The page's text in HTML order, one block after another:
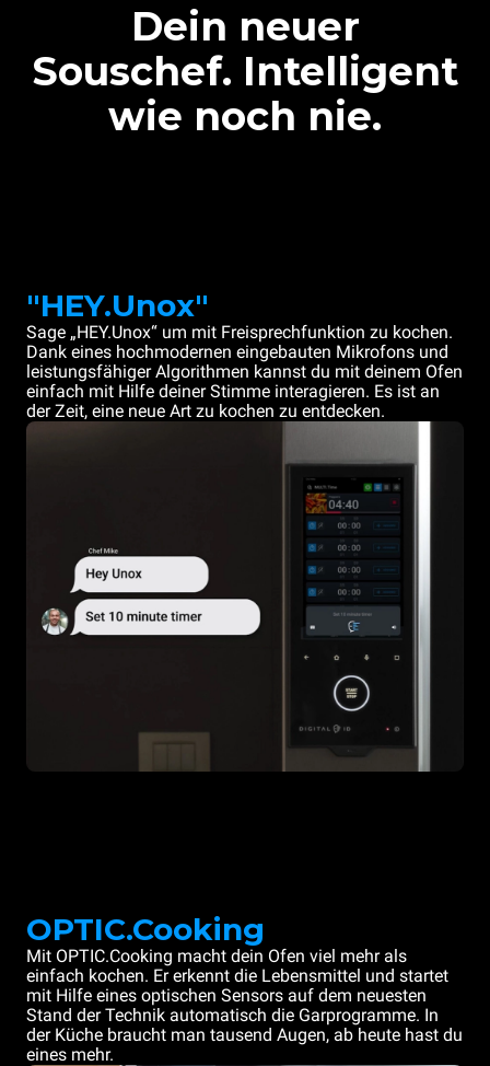
Dein neuer
Souschef. Intelligent
wie noch nie.
"HEY.Unox"
Sage „HEY.Unox“ um mit Freisprechfunktion zu kochen.
Dank eines hochmodernen eingebauten Mikrofons und
leistungsfähiger Algorithmen kannst du mit deinem Ofen
einfach mit Hilfe deiner Stimme interagieren. Es ist an
der Zeit, eine neue Art zu kochen zu entdecken.
OPTIC.Cooking
Mit OPTIC.Cooking macht dein Ofen viel mehr als
einfach kochen. Er erkennt die Lebensmittel und startet
mit Hilfe eines optischen Sensors auf dem neuesten
Stand der Technik automatisch die Garprogramme. In
der Küche braucht man tausend Augen, ab heute hast du
eines mehr.